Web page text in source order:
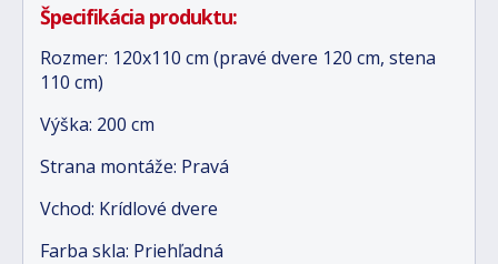
Špecifikácia produktu:
Rozmer: 120x110 cm (pravé dvere 120 cm, stena
110 cm)
Výška: 200 cm
Strana montáže: Pravá
Vchod: Krídlové dvere
Farba skla: Priehľadná